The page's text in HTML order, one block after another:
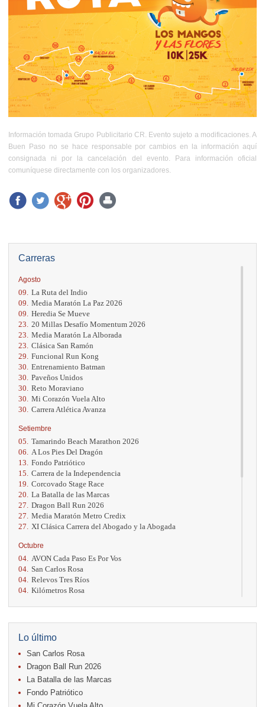
Carreras
Agosto
09. La Ruta del Indio
09. Media Maratón La Paz 2026
09. Heredia Se Mueve
23. 20 Millas Desafío Momentum 2026
23. Media Maratón La Alborada
23. Clásica San Ramón
29. Funcional Run Kong
30. Entrenamiento Batman
30. Paveños Unidos
30. Reto Moraviano
30. Mi Corazón Vuela Alto
30. Carrera Atlética Avanza
Setiembre
05. Tamarindo Beach Marathon 2026
06.
A Los Pies Del Dragón
13. Fondo Patriótico
15. Carrera de la Independencia
19. Corcovado Stage Race
20. La Batalla de las Marcas
27. Dragon Ball Run 2026
27. Media Maratón Metro Credix
27.
XI Clásica Carrera del Abogado y la Abogada
Octubre
04. AVON Cada Paso Es Por Vos
04. San Carlos Rosa
04. Relevos Tres Ríos
04. Kilómetros Rosa
18. Casa Turire Trail Run
18.
Warriors Run Circuit
18. Samsung Jacó Beach Half Marathon 2026
25. KRun by Under Armour
25. Run Alajuela
31.
Halloween Fun Run
Noviembre
Lo último
San Carlos Rosa
Dragon Ball Run 2026
La Batalla de las Marcas
Fondo Patriótico
Información tomada Grupo Publicitario CR. Evento sujeto a modificaciones. A
Buen Paso no se hace responsable por cambios en la información aquí
consignada ni por la cancelación del evento. Para información oficial
comuníquese directamente con los organizadores.